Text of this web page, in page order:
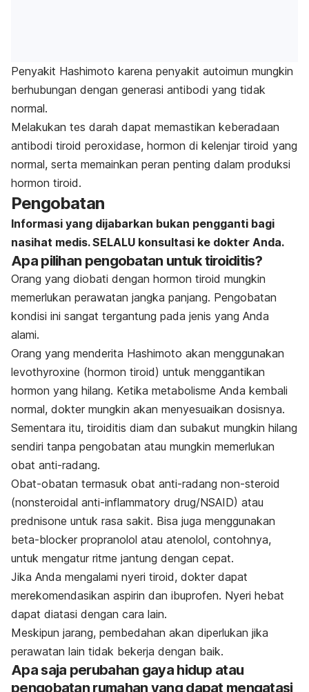
Penyakit Hashimoto karena penyakit autoimun mungkin
berhubungan dengan generasi antibodi yang tidak
normal.
Melakukan tes darah dapat memastikan keberadaan
antibodi tiroid peroxidase, hormon di kelenjar tiroid yang
normal, serta memainkan peran penting dalam produksi
hormon tiroid.
Pengobatan
Informasi yang dijabarkan bukan pengganti bagi
nasihat medis. SELALU konsultasi ke dokter Anda.
Apa pilihan pengobatan untuk tiroiditis?
Orang yang diobati dengan hormon tiroid mungkin
memerlukan perawatan jangka panjang. Pengobatan
kondisi ini sangat tergantung pada jenis yang Anda
alami.
Orang yang menderita Hashimoto akan menggunakan
levothyroxine (hormon tiroid) untuk menggantikan
hormon yang hilang. Ketika metabolisme Anda kembali
normal, dokter mungkin akan menyesuaikan dosisnya.
Sementara itu, tiroiditis diam dan subakut mungkin hilang
sendiri tanpa pengobatan atau mungkin memerlukan
obat anti-radang.
Obat-obatan termasuk obat anti-radang non-steroid
(nonsteroidal anti-inflammatory drug/NSAID) atau
prednisone untuk rasa sakit. Bisa juga menggunakan
beta-blocker propranolol atau atenolol, contohnya,
untuk mengatur ritme jantung dengan cepat.
Jika Anda mengalami nyeri tiroid, dokter dapat
merekomendasikan aspirin dan ibuprofen. Nyeri hebat
dapat diatasi dengan cara lain.
Meskipun jarang, pembedahan akan diperlukan jika
perawatan lain tidak bekerja dengan baik.
Apa saja perubahan gaya hidup atau
pengobatan rumahan yang dapat mengatasi